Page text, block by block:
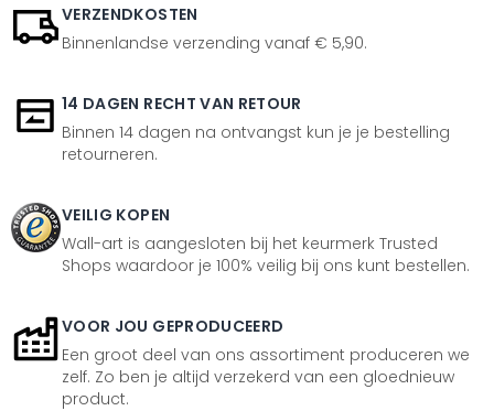
VERZENDKOSTEN
Binnenlandse verzending vanaf € 5,90.
14 DAGEN RECHT VAN RETOUR
Binnen 14 dagen na ontvangst kun je je bestelling
retourneren.
VEILIG KOPEN
Wall-art is aangesloten bij het keurmerk Trusted
Shops waardoor je 100% veilig bij ons kunt bestellen.
VOOR JOU GEPRODUCEERD
Een groot deel van ons assortiment produceren we
zelf. Zo ben je altijd verzekerd van een gloednieuw
product.